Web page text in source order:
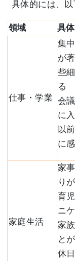
具体的には、以
領域 具
仕事・学業
集
が
些
る
会
に
以
に
家庭生活
家
り
育
ニ
家
と
休